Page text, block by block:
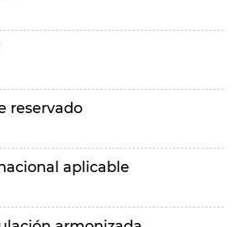
reservado
aplicable